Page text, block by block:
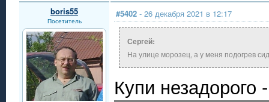
boris55
Посетитель
#5402 - 26 декабря 2021 в 12:17
Сергей:
На улице морозец, а у меня подогрев
Купи незадорого